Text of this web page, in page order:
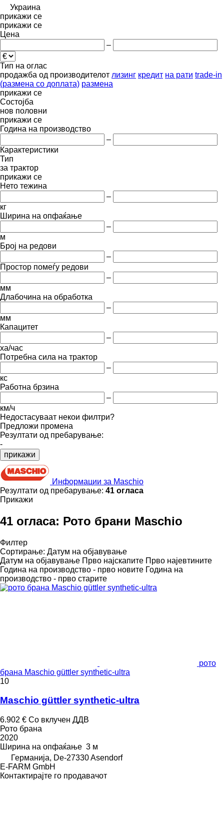
Украина
прикажи се
прикажи се
Цена
–
Тип на оглас
продажба од производителот лизинг кредит на рати trade-in
(размена со доплата) размена
прикажи се
Состојба
нов половни
прикажи се
Година на производство
–
Карактеристики
Тип
за трактор
прикажи се
Нето тежина
–
кг
Ширина на опфаќање
–
м
Број на редови
–
Простор помеѓу редови
–
мм
Длабочина на обработка
–
мм
Капацитет
–
ха/час
Потребна сила на трактор
–
кс
Работна брзина
–
км/ч
Недостасуваат некои филтри?
Предложи промена
Резултати од пребарување:
-
прикажи
Информации за Maschio
Резултати од пребарување: 41 огласа
Прикажи
41 огласа: Рото брани Maschio
Филтер
Сортирање: Датум на објавување
Датум на објавување Прво најскапите Прво најевтините
Година на производство - прво новите Година на
производство - прво старите
рото
брана Maschio güttler synthetic-ultra
10
Maschio güttler synthetic-ultra
6.902 € Со вклучен ДДВ
Рото брана
2020
Ширина на опфаќање 3 м
Германија, De-27330 Asendorf
E-FARM GmbH
Контактирајте го продавачот